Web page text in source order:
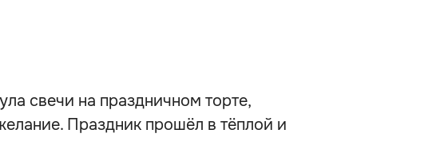
свечи на праздничном торте,
Праздник прошёл в тёплой и